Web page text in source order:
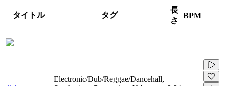
タイトル タグ
長
さ
BPM
Electronic/Dub/Reggae/Dancehall,